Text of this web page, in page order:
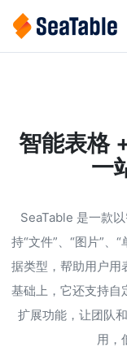
智能表格
一
SeaTable 是一款
持“文件”、“图片”、
据类型，帮助用户用
基础上，它还支持自
扩展功能，让团队
用，